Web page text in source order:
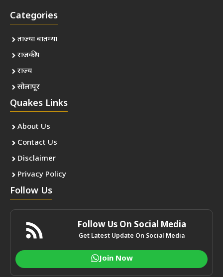
Categories
ताज्या बातम्या
राजकीय
राज्य
सोलापूर
Quakes Links
About Us
Contact Us
Disclaimer
Privacy Policy
Follow Us
Follow Us On Social Media
Get Latest Update On Social Media
Join Now